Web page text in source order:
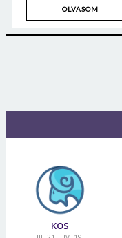
OLVASOM
KOS
E-mail cím vagy